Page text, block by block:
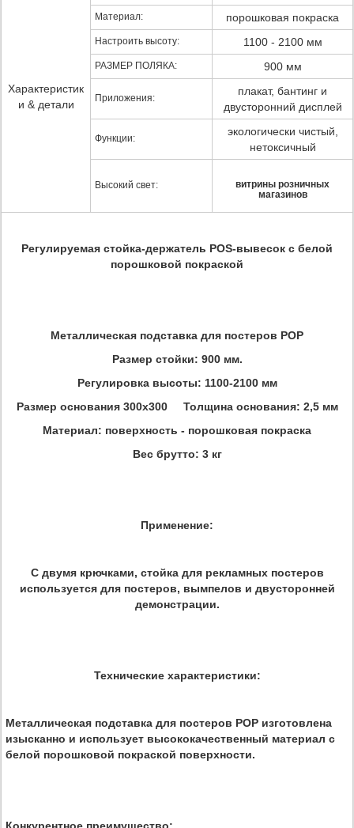
Характеристик
и & детали
Материал: порошковая покраска
Настроить высоту: 1100 - 2100 мм
РАЗМЕР ПОЛЯКА: 900 мм
Приложения:
плакат, бантинг и
двусторонний дисплей
Функции:
экологически чистый,
нетоксичный
Высокий свет:
витрины розничных
магазинов
Регулируемая стойка-держатель POS-вывесок с белой
порошковой покраской
Металлическая подставка для постеров POP
Размер стойки: 900 мм.
Регулировка высоты: 1100-2100 мм
Размер основания 300x300 Толщина основания: 2,5 мм
Материал: поверхность - порошковая покраска
Вес брутто: 3 кг
Применение:
С двумя крючками, стойка для рекламных постеров
используется для постеров, вымпелов и двусторонней
демонстрации.
Технические характеристики:
Металлическая подставка для постеров POP изготовлена
изысканно и использует высококачественный материал с
белой порошковой покраской поверхности.